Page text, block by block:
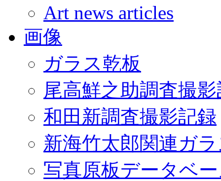
Art news articles
画像
ガラス乾板
尾高鮮之助調査撮
和田新調査撮影記録
新海竹太郎関連ガ
写真原板データベ